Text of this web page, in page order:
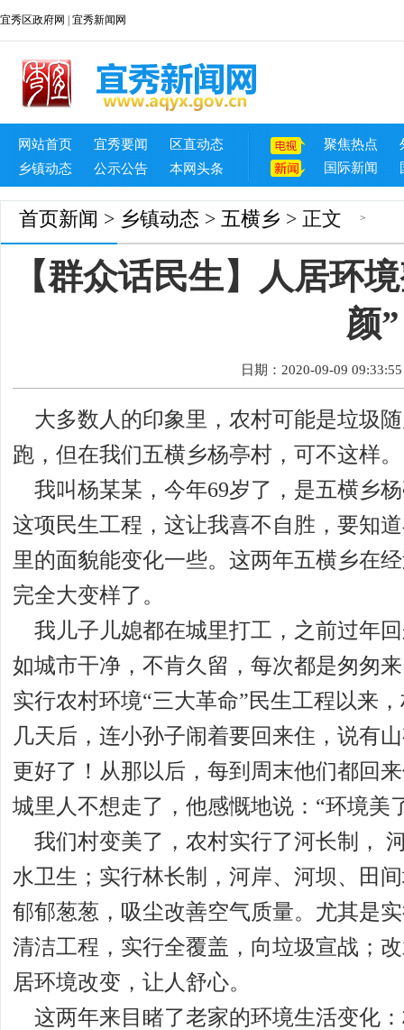
宜秀区政府网 宜秀新闻网
网站首页 宜秀要闻
区直动态
乡镇动态
公示公告 本网头条
聚焦热点
国际新闻
首页 >
新闻 > 乡镇动态 > 五横乡 > 正文
【群众话民生】人居环
颜”
日期：2020-09-09 09:33:55
大多数人的印象里，农村可能是垃圾
跑，但在我们五横乡杨亭村，可不这样。
我叫杨某某，今年69岁了，是五横乡
这项民生工程，这让我喜不自胜，要知
里的面貌能变化一些。这两年五横乡在
完全大变样了。
我儿子儿媳都在城里打工，之前过年
如城市干净，不肯久留，每次都是匆匆
实行农村环境“三大革命”民生工程以来
几天后，连小孙子闹着要回来住，说有
更好了！从那以后，每到周末他们都回
城里人不想走了，他感慨地说：“环境美
我们村变美了，农村实行了河长制，
水卫生；实行林长制，河岸、河坝、田
郁郁葱葱，吸尘改善空气质量。尤其是
清洁工程，实行全覆盖，向垃圾宣战；
居环境改变，让人舒心。
这两年来目睹了老家的环境生活变化